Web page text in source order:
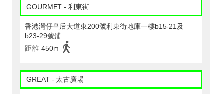
GOURMET - 利東街
香港灣仔皇后大道東200號利東街地庫一樓b15-21及
b23-29號鋪
距離 450m
GREAT - 太古廣場